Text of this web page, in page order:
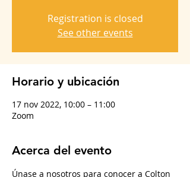
Registration is closed
See other events
Horario y ubicación
17 nov 2022, 10:00 – 11:00
Zoom
Acerca del evento
Únase a nosotros para conocer a Colton